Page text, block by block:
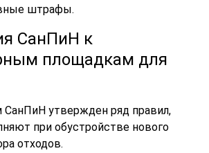
штрафы.
СанПиН к
площадкам для
СанПиН утвержден ряд правил,
при обустройстве нового
отходов.